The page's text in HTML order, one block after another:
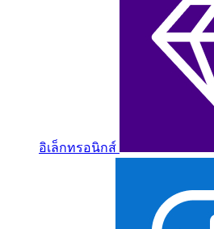
อิเล็กทรอนิกส์